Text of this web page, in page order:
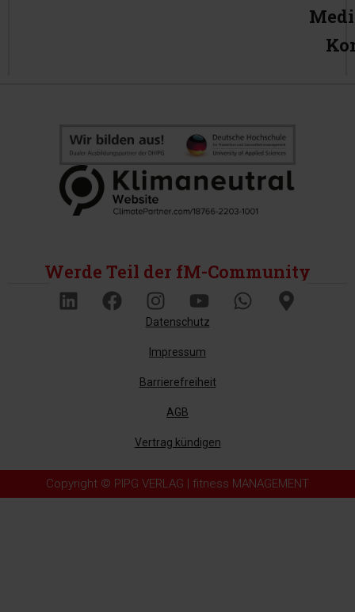
Werde Teil der fM-Community
Datenschutz
Impressum
Barrierefreiheit
AGB
Vertrag kündigen
Copyright © PIPG VERLAG | fitness MANAGEMENT